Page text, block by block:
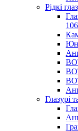
Рідкі
Глазурі